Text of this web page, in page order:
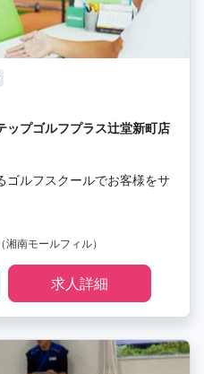
ップゴルフプラス辻堂新町店
ゴルフスクールでお客様をサ
南モールフィル）
求人詳細